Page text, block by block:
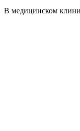
В медицинском